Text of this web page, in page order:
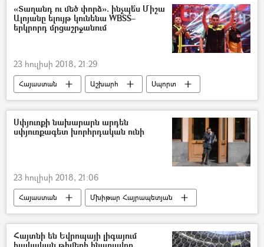
Ամերիկայի Միացյալ Նահանգներ
«Տաղանդ ու մեծ փորձ». ինչպե՞ս Միշա
Ալոյանը ելույթ կունենա WBSS–
երկրորդ մրցաշրջանում
23 հուլիսի 2018, 21:29
Հայաստան Աշխարհ
Սպորտ
Ռուսաստան
Սփյուռքի նախարարն արդեն
սփյուռքագետ խորհրդական ունի
23 հուլիսի 2018, 21:06
Հայաստան
Մխիթար Հայրապետյան
ՀՀ սփյուռքի նախարարություն
Հայտնի են Եվրոպայի լիգայում